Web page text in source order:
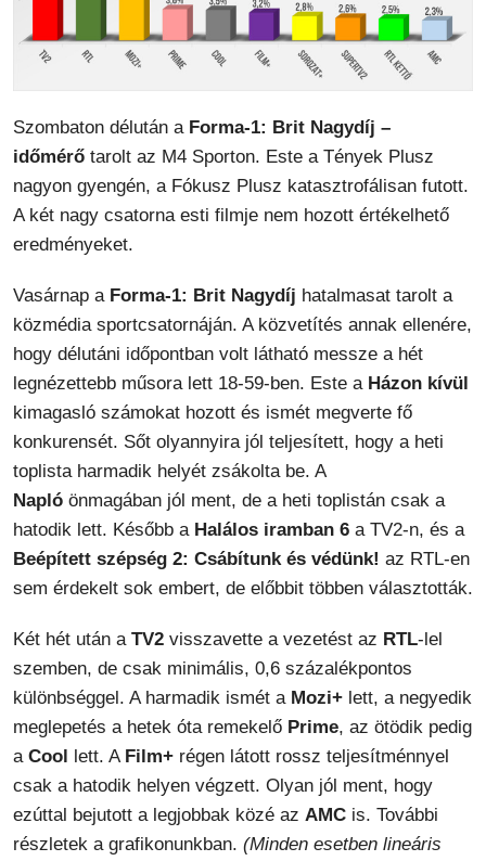
Szombaton délután a Forma-1: Brit Nagydíj –
időmérő tarolt az M4 Sporton. Este a Tények Plusz
nagyon gyengén, a Fókusz Plusz katasztrofálisan futott.
A két nagy csatorna esti filmje nem hozott értékelhető
eredményeket.
Vasárnap a Forma-1: Brit Nagydíj hatalmasat tarolt a
közmédia sportcsatornáján. A közvetítés annak ellenére,
hogy délutáni időpontban volt látható messze a hét
legnézettebb műsora lett 18-59-ben. Este a Házon kívül
kimagasló számokat hozott és ismét megverte fő
konkurensét. Sőt olyannyira jól teljesített, hogy a heti
toplista harmadik helyét zsákolta be. A
Napló önmagában jól ment, de a heti toplistán csak a
hatodik lett. Később a Halálos iramban 6 a TV2-n, és a
Beépített szépség 2: Csábítunk és védünk! az RTL-en
sem érdekelt sok embert, de előbbit többen választották.
Két hét után a TV2 visszavette a vezetést az RTL-lel
szemben, de csak minimális, 0,6 százalékpontos
különbséggel. A harmadik ismét a Mozi+ lett, a negyedik
meglepetés a hetek óta remekelő Prime, az ötödik pedig
a Cool lett. A Film+ régen látott rossz teljesítménnyel
csak a hatodik helyen végzett. Olyan jól ment, hogy
ezúttal bejutott a legjobbak közé az AMC is. További
részletek a grafikonunkban. (Minden esetben lineáris